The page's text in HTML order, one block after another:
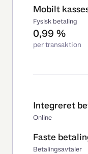
Mobilt
Fysisk betaling
0,99 %
per transaktion
Integreret
Online
Faste
Betalingsavtaler